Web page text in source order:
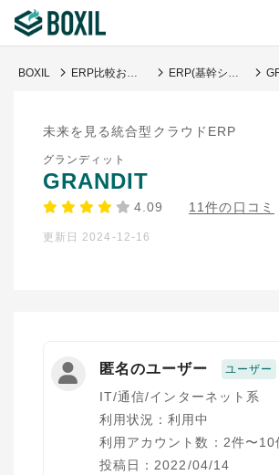
記事から探す
BOXILの使い方ガイド
BOXIL ERP比較おすすめ20選｜企業規模に合わせたサービスの選び方 ERP(基幹システム)
未来を見る統合型クラウドERP
グランディット
GRANDIT
4.09 11件の口コミ
更新日 2024-12-16
匿名のユーザー ユーザー
IT/通信/インターネット系
利用状況：利用中
利用アカウント数：2件〜10
投稿日：2022/04/14